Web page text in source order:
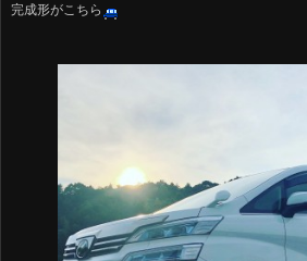
完成形がこちら